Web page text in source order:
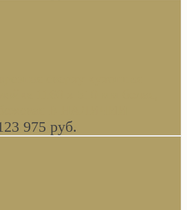
1160 x 510 мм белая,
бежевая В НАЛИЧИИ
975 руб.